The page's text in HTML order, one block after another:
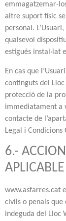
emmagatzemar-
altre suport físic
personal.
qualsevol
estigués instal·lat
En cas que
continguts del
protecció de la
immediatament a
contacte de
Legal i Condicions
6.-
www.asfarres.cat
civils o penals
indeguda del Lloc